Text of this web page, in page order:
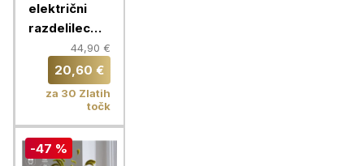
električni
razdelilec
Chameleon
44,90 €
20,60 €
za 30 Zlatih
točk
-47 %